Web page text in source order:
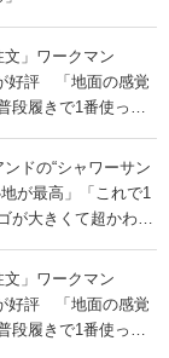
文」ワークマン
好評 「地面の感覚
段履きで1番使って
ドの“シャワーサン
が最高」「これで1
が大きくて超かわい
文」ワークマン
好評 「地面の感覚
段履きで1番使って